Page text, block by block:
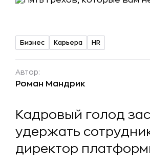
Бизнес Карьера HR
Автор:
Роман Мандрик
Кадровый голод
удержать
директор